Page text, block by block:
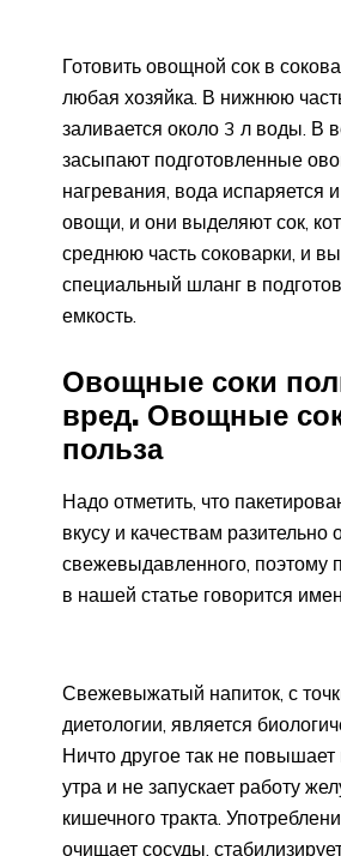
Готовить овощной сок в
любая хозяйка. В нижнюю
заливается около 3 л воды. В
засыпают подготовленные
нагревания, вода испаряется
овощи, и они выделяют сок,
среднюю часть соковарки, и
специальный шланг в
емкость.
Овощные соки
вред. Овощные
польза
Надо отметить, что
вкусу и качествам разительно
свежевыдавленного, поэтому
в нашей статье говорится
Свежевыжатый напиток, с
диетологии, является
Ничто другое так не повышает
утра и не запускает работу
кишечного тракта.
очищает сосуды,